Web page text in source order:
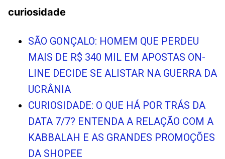
curiosidade
SÃO GONÇALO: HOMEM QUE PERDEU
MAIS DE R$ 340 MIL EM APOSTAS ON-
LINE DECIDE SE ALISTAR NA GUERRA DA
UCRÂNIA
CURIOSIDADE: O QUE HÁ POR TRÁS DA
DATA 7/7? ENTENDA A RELAÇÃO COM A
KABBALAH E AS GRANDES PROMOÇÕES
DA SHOPEE